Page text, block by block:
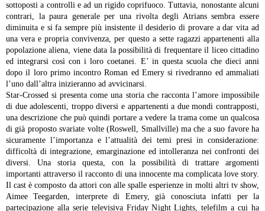
sottoposti a controlli e ad un rigido coprifuoco. Tuttavia, nonostante alcuni
contrari, la paura generale per una rivolta degli Atrians sembra essere
diminuita e si fa sempre più insistente il desiderio di provare a dar vita ad
una vera e propria convivenza, per questo a sette ragazzi appartenenti alla
popolazione aliena, viene data la possibilità di frequentare il liceo cittadino
ed integrarsi così con i loro coetanei. E’ in questa scuola che dieci anni
dopo il loro primo incontro Roman ed Emery si rivedranno ed ammaliati
l’uno dall’altra inizieranno ad avvicinarsi.
Star-Crossed si presenta come una storia che racconta l’amore impossibile
di due adolescenti, troppo diversi e appartenenti a due mondi contrapposti,
una descrizione che può quindi portare a vedere la trama come un qualcosa
di già proposto svariate volte (Roswell, Smallville) ma che a suo favore ha
sicuramente l’importanza e l’attualità dei temi presi in considerazione:
difficoltà di integrazione, emarginazione ed intolleranza nei confronti dei
diversi. Una storia questa, con la possibilità di trattare argomenti
importanti attraverso il racconto di una innocente ma complicata love story.
Il cast è composto da attori con alle spalle esperienze in molti altri tv show,
Aimee Teegarden, interprete di Emery, già conosciuta infatti per la
partecipazione alla serie televisiva Friday Night Lights, telefilm a cui ha